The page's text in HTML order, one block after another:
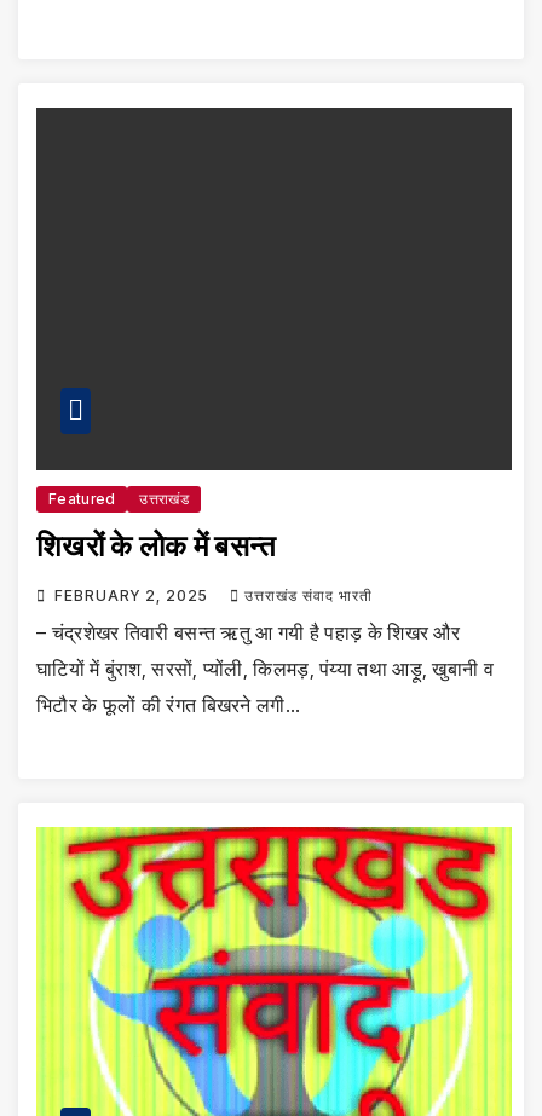
Featured उत्तराखंड
शिखरों के लोक में बसन्त
FEBRUARY 2, 2025 उत्तराखंड संवाद भारती
– चंद्रशेखर तिवारी बसन्त ऋतु आ गयी है पहाड़ के शिखर और
घाटियों में बुंराश, सरसों, प्योंली, किलमड़, पंय्या तथा आड़ू, खुबानी व
भिटौर के फूलों की रंगत बिखरने लगी…